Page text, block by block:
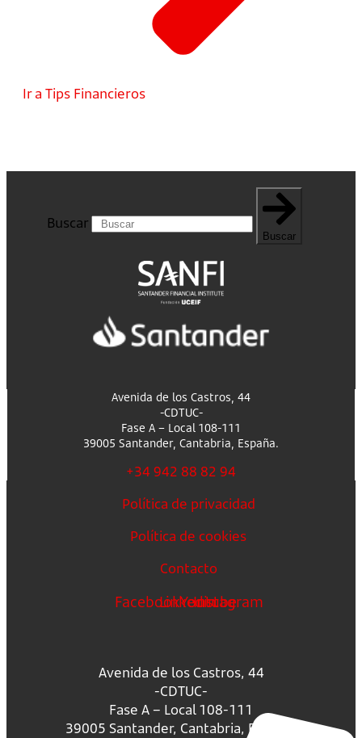
Ir a Tips Financieros
Buscar
Buscar
Avenida de los Castros, 44
-CDTUC-
Fase A – Local 108-111
39005 Santander, Cantabria, España.
+34 942 88 82 94
Política de privacidad
Política de cookies
Contacto
FacebookLinkedin
Youtube
Instagram
Avenida de los Castros, 44
-CDTUC-
Fase A – Local 108-111
39005 Santander, Cantabria, España.